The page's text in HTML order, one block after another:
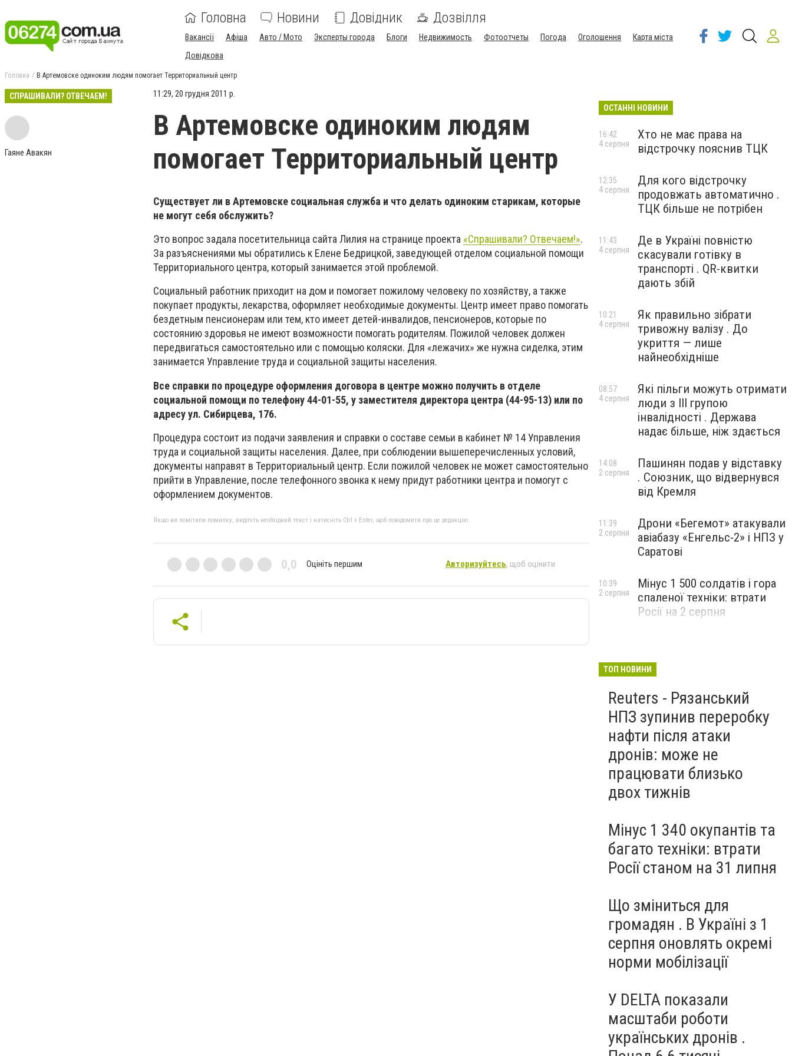
Головна Новини Довідник Дозвілля
Вакансії Афіша Авто / Мото Эксперты города Блоги Недвижимость Фотоотчеты Погода Оголошення
Карта міста
Довідкова
Головна В Артемовске одиноким людям помогает Территориальный центр
СПРАШИВАЛИ? ОТВЕЧАЕМ!
Гаяне Авакян
11:29, 20 грудня 2011 р.
В Артемовске одиноким людям
помогает Территориальный центр
Существует ли в Артемовске социальная служба и что делать одиноким старикам, которые
не могут себя обслужить?
Это вопрос задала посетительница сайта Лилия на странице проекта «Спрашивали? Отвечаем!».
За разъяснениями мы обратились к Елене Бедрицкой, заведующей отделом социальной помощи
Территориального центра, который занимается этой проблемой.
Социальный работник приходит на дом и помогает пожилому человеку по хозяйству, а также
покупает продукты, лекарства, оформляет необходимые документы. Центр имеет право помогать
бездетным пенсионерам или тем, кто имеет детей-инвалидов, пенсионеров, которые по
состоянию здоровья не имеют возможности помогать родителям. Пожилой человек должен
передвигаться самостоятельно или с помощью коляски. Для «лежачих» же нужна сиделка, этим
занимается Управление труда и социальной защиты населения.
Все справки по процедуре оформления договора в центре можно получить в отделе
социальной помощи по телефону 44-01-55, у заместителя директора центра (44-95-13) или по
адресу ул. Сибирцева, 176.
Процедура состоит из подачи заявления и справки о составе семьи в кабинет № 14 Управления
труда и социальной защиты населения. Далее, при соблюдении вышеперечисленных условий,
документы направят в Территориальный центр. Если пожилой человек не может самостоятельно
прийти в Управление, после телефонного звонка к нему придут работники центра и помогут с
оформлением документов.
Якщо ви помітили помилку, виділіть необхідний текст і натисніть Ctrl + Enter, щоб повідомити про це редакцію
0,0 Оцініть першим Авторизуйтесь, щоб оцінити
ОСТАННІ НОВИНИ
Хто не має права на
відстрочку пояснив ТЦК
16:42
4 серпня
Для кого відстрочку
продовжать автоматично .
ТЦК більше не потрібен
12:35
4 серпня
Де в Україні повністю
скасували готівку в
транспорті . QR-квитки
дають збій
11:43
4 серпня
Як правильно зібрати
тривожну валізу . До
укриття — лише
найнеобхідніше
10:21
4 серпня
Які пільги можуть отримати
люди з III групою
інвалідності . Держава
надає більше, ніж здається
08:57
4 серпня
Пашинян подав у відставку
. Союзник, що відвернувся
від Кремля
14:08
2 серпня
Дрони «Бегемот» атакували
авіабазу «Енгельс-2» і НПЗ у
Саратові
11:39
2 серпня
Мінус 1 500 солдатів і гора
спаленої техніки: втрати
Росії на 2 серпня
10:39
2 серпня
ТОП НОВИНИ
Reuters - Рязанський
НПЗ зупинив переробку
нафти після атаки
дронів: може не
працювати близько
двох тижнів
Мінус 1 340 окупантів та
багато техніки: втрати
Росії станом на 31 липня
Що зміниться для
громадян . В Україні з 1
серпня оновлять окремі
норми мобілізації
У DELTA показали
масштаби роботи
українських дронів .